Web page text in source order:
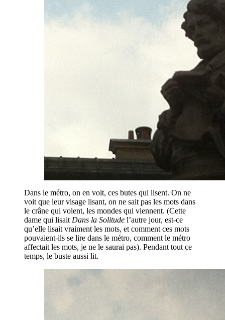
Dans le métro, on en voit, ces butes qui lisent. On ne
voit que leur visage lisant, on ne sait pas les mots dans
le crâne qui volent, les mondes qui viennent. (Cette
dame qui lisait Dans la Solitude l’autre jour, est-ce
qu’elle lisait vraiment les mots, et comment ces mots
pouvaient-ils se lire dans le métro, comment le métro
affectait les mots, je ne le saurai pas). Pendant tout ce
temps, le buste aussi lit.